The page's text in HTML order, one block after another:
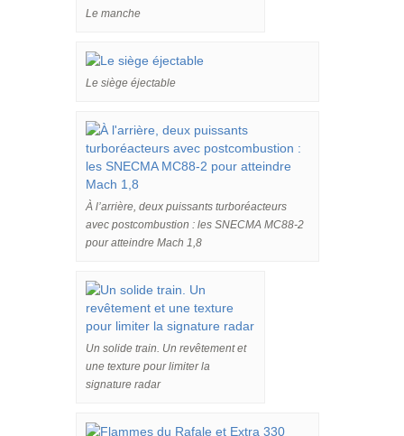
Le manche
Le siège éjectable
À l’arrière, deux puissants turboréacteurs
avec postcombustion : les SNECMA MC88-2
pour atteindre Mach 1,8
Un solide train. Un revêtement et
une texture pour limiter la
signature radar